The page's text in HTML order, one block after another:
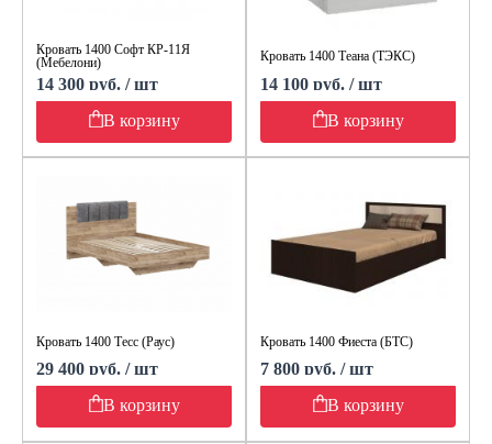
Кровать 1400 Софт КР-11Я
(Мебелони)
14 300 руб. / шт
В корзину
Кровать 1400 Теана (ТЭКС)
14 100 руб. / шт
В корзину
Кровать 1400 Тесс (Раус)
29 400 руб. / шт
В корзину
Кровать 1400 Фиеста (БТС)
7 800 руб. / шт
В корзину